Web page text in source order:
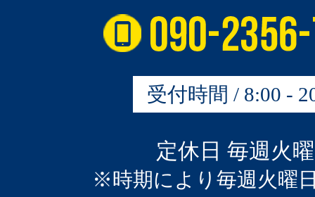
受付時間 / 8:00 -
定休日 毎週火
※時期により毎週火曜